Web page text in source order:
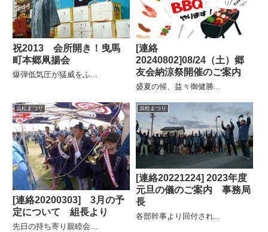
祝2013 会所開き！曳馬
町本郷凧揚会
爆弾低気圧が猛威をふ...
[連絡
20240802]08/24（土）郷
友会納涼祭開催のご案内
盛夏の候、益々御健勝...
浜松まつり
[連絡20200303] 3月の予
定について 組長より
先日の持ち寄り親睦会...
浜松まつり
[連絡20221224] 2023年度
元旦の儀のご案内 事務局
長
各部幹事より回付され...